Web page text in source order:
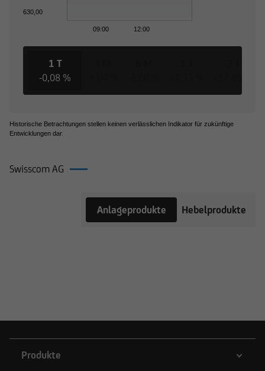
09:00 12:00
630,00
1 T
-0,08 %
Historische Betrachtungen stellen keinen verlässlichen Indikator für zukünftige
Entwicklungen dar.
Swisscom AG
Anlageprodukte Hebelprodukte
Produkte